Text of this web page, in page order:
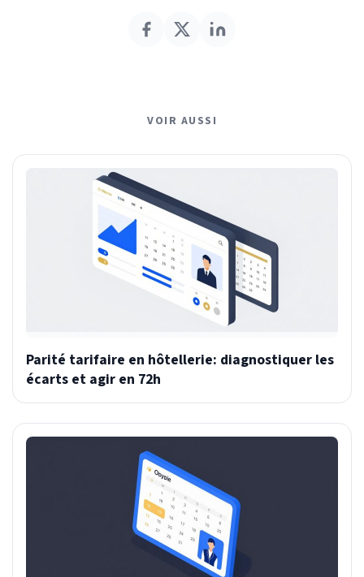
VOIR AUSSI
Parité tarifaire en hôtellerie: diagnostiquer les
écarts et agir en 72h